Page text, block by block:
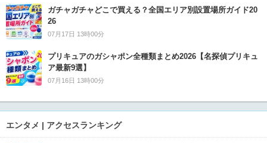
ガチャガチャどこで買える？全国エリア別設置場所ガイド20
26
07月17日 13時00分
プリキュアのガシャポン全種類まとめ2026【名探偵プリキュ
ア最新9選】
07月16日 13時00分
エンタメ | アクセスランキング